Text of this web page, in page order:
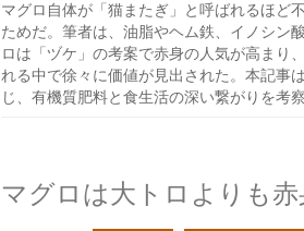
マグロ自体が「猫またぎ」と呼ばれるほど
ためだ。筆者は、油脂やヘム鉄、イノシン
ロは「ヅケ」の考案で赤身の人気が高まり
れる中で徐々に価値が見出された。本記事
じ、有機質肥料と食生活の深い繋がりを考察
マグロは大トロよりも赤